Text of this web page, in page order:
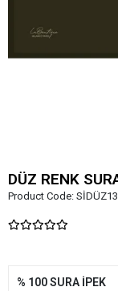
DÜZ RENK
Product Code:
% 100 SURA İPEK